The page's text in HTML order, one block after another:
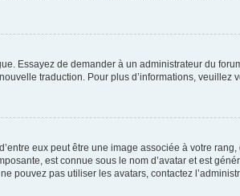
Essayez de demander à un administrateur du
traduction. Pour plus d’informations,
eux peut être une image associée à votre
est connue sous le nom d’avatar et est
pouvez pas utiliser les avatars, contactez